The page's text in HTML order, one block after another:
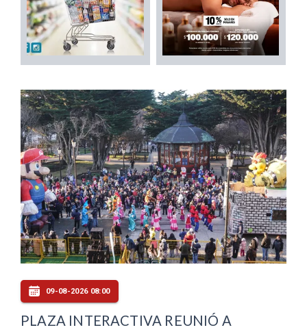
09-08-2026 08:00
PLAZA INTERACTIVA REUNIÓ A